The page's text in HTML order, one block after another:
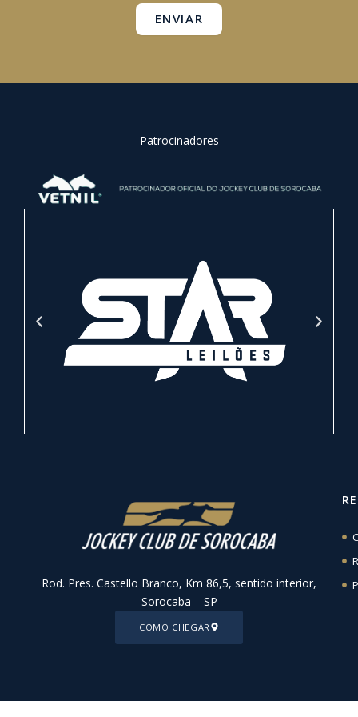
ENVIAR
Patrocinadores
Rod. Pres. Castello Branco, Km 86,5, sentido interior,
Sorocaba – SP
COMO CHEGAR